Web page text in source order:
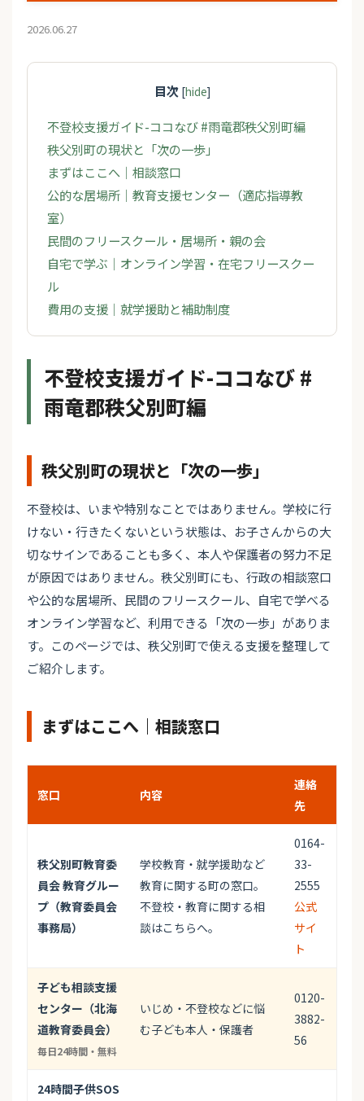
2026.06.27
目次 [hide]
不登校支援ガイド-ココなび #雨竜郡秩父別町編
秩父別町の現状と「次の一歩」
まずはここへ｜相談窓口
公的な居場所｜教育支援センター（適応指導教
室）
民間のフリースクール・居場所・親の会
自宅で学ぶ｜オンライン学習・在宅フリースクー
ル
費用の支援｜就学援助と補助制度
不登校支援ガイド-ココなび #
雨竜郡秩父別町編
秩父別町の現状と「次の一歩」
不登校は、いまや特別なことではありません。学校に行
けない・行きたくないという状態は、お子さんからの大
切なサインであることも多く、本人や保護者の努力不足
が原因ではありません。秩父別町にも、行政の相談窓口
や公的な居場所、民間のフリースクール、自宅で学べる
オンライン学習など、利用できる「次の一歩」がありま
す。このページでは、秩父別町で使える支援を整理して
ご紹介します。
まずはここへ｜相談窓口
窓口 内容
連絡
先
秩父別町教育委
員会 教育グルー
プ（教育委員会
事務局）
学校教育・就学援助など
教育に関する町の窓口。
不登校・教育に関する相
談はこちらへ。
0164-
33-
2555
公式
サイ
ト
子ども相談支援
センター（北海
道教育委員会）
毎日24時間・無料
いじめ・不登校などに悩
む子ども本人・保護者
0120-
3882-
56
24時間子供SOS